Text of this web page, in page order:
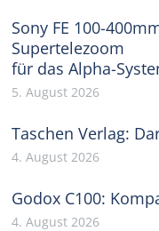
Sony FE 100-
Supertelezoom
für das Alpha-
5. August 2026
Taschen Verlag:
4. August 2026
Godox C100:
4. August 2026